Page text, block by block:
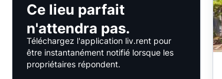
Ce lieu parfait
n'attendra pas.
Téléchargez l'application liv.rent pour
être instantanément notifié lorsque les
propriétaires répondent.